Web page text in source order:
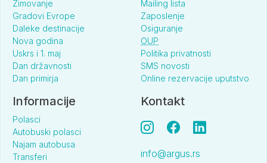
Zimovanje
Gradovi Evrope
Daleke destinacije
Nova godina
Uskrs i 1. maj
Dan državnosti
Dan primirja
Mailing lista
Zaposlenje
Osiguranje
OUP
Politika privatnosti
SMS novosti
Online rezervacije uputstvo
Informacije
Polasci
Autobuski polasci
Najam autobusa
Transferi
Kontakt
info@argus.rs